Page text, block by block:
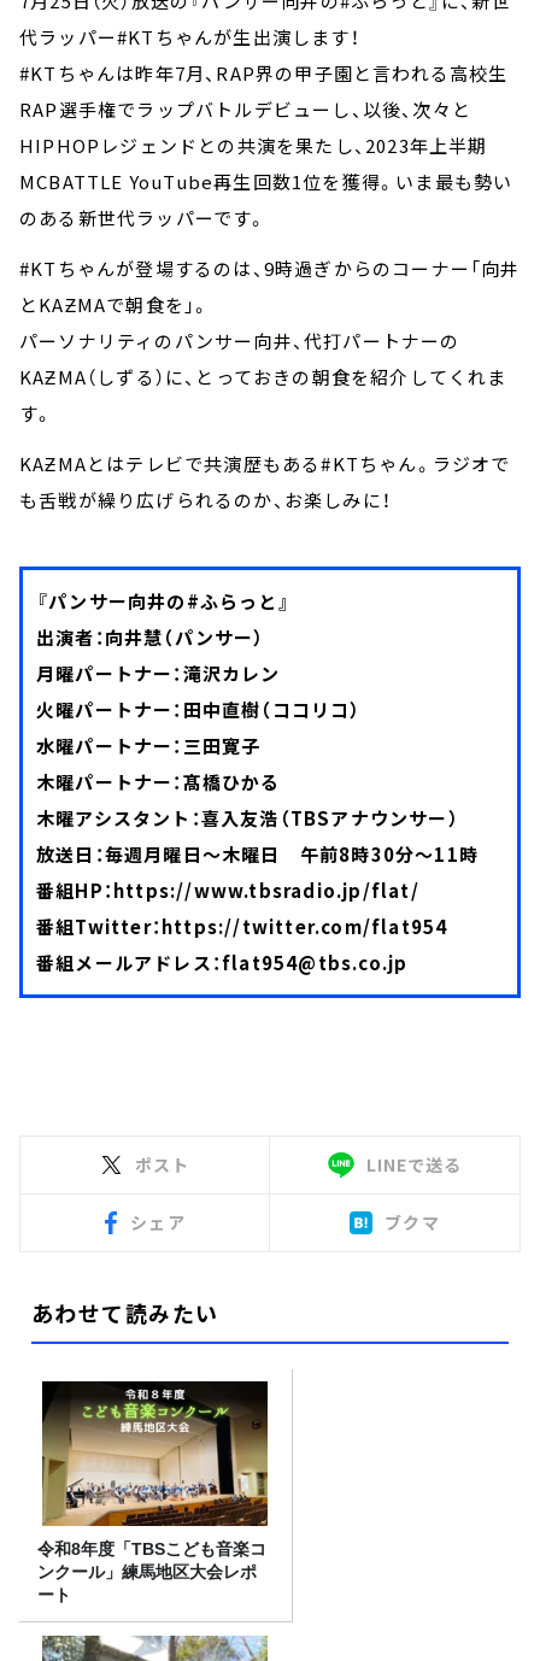
代ラッパー#KTちゃんが生出演します！
#KTちゃんは昨年7月、RAP界の甲子園と言われる高校生
RAP選手権でラップバトルデビューし、以後、次々と
HIPHOPレジェンドとの共演を果たし、2023年上半期
MCBATTLE YouTube再生回数1位を獲得。いま最も勢い
のある新世代ラッパーです。
#KTちゃんが登場するのは、9時過ぎからのコーナー「向井
とKAƵMAで朝食を」。
パーソナリティのパンサー向井、代打パートナーの
KAƵMA（しずる）に、とっておきの朝食を紹介してくれま
す。
KAƵMAとはテレビで共演歴もある#KTちゃん。ラジオで
も舌戦が繰り広げられるのか、お楽しみに！
『パンサー向井の#ふらっと』
出演者：向井慧（パンサー）
月曜パートナー：滝沢カレン
火曜パートナー：田中直樹（ココリコ）
水曜パートナー：三田寛子
木曜パートナー：髙橋ひかる
木曜アシスタント：喜入友浩（TBSアナウンサー）
放送日：毎週月曜日～木曜日 午前8時30分～11時
番組HP：https://www.tbsradio.jp/flat/
番組Twitter：https://twitter.com/flat954
番組メールアドレス：flat954@tbs.co.jp
ポスト LINEで送る
シェア ブクマ
あわせて読みたい
令和8年度「TBSこども音楽コ
ンクール」練馬地区大会レポ
ート